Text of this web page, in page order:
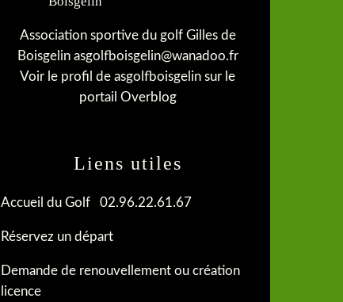
Association sportive du golf Gilles de
Boisgelin asgolfboisgelin@wanadoo.fr
Voir le profil de asgolfboisgelin sur le
portail Overblog
Liens utiles
Accueil du Golf 02.96.22.61.67
Réservez un départ
Demande de renouvellement ou création
licence